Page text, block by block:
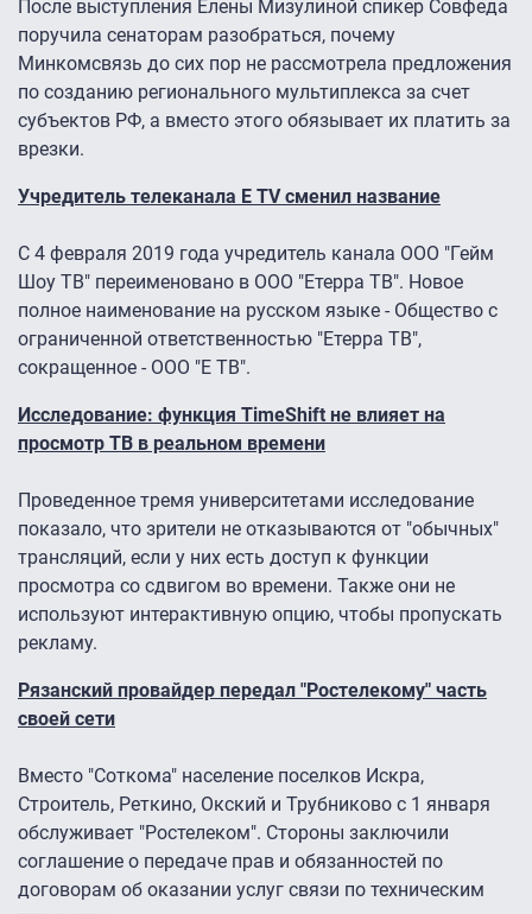
После выступления Елены Мизулиной спикер Совфеда
поручила сенаторам разобраться, почему
Минкомсвязь до сих пор не рассмотрела предложения
по созданию регионального мультиплекса за счет
субъектов РФ, а вместо этого обязывает их платить за
врезки.
Учредитель телеканала E TV сменил название
С 4 февраля 2019 года учредитель канала ООО "Гейм
Шоу ТВ" переименовано в ООО "Етерра ТВ". Новое
полное наименование на русском языке - Общество с
ограниченной ответственностью "Етерра ТВ",
сокращенное - ООО "Е ТВ".
Исследование: функция TimeShift не влияет на
просмотр ТВ в реальном времени
Проведенное тремя университетами исследование
показало, что зрители не отказываются от "обычных"
трансляций, если у них есть доступ к функции
просмотра со сдвигом во времени. Также они не
используют интерактивную опцию, чтобы пропускать
рекламу.
Рязанский провайдер передал "Ростелекому" часть
своей сети
Вместо "Соткома" население поселков Искра,
Строитель, Реткино, Окский и Трубниково с 1 января
обслуживает "Ростелеком". Стороны заключили
соглашение о передаче прав и обязанностей по
договорам об оказании услуг связи по техническим